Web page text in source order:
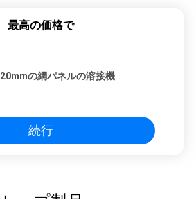
最高の価格で
20mmの網パネルの溶接機
続行